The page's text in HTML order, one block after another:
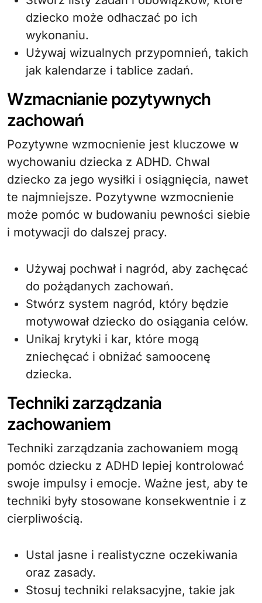
dziecko może odhaczać po ich
wykonaniu.
Używaj wizualnych przypomnień, takich
jak kalendarze i tablice zadań.
Wzmacnianie pozytywnych
zachowań
Pozytywne wzmocnienie jest kluczowe w
wychowaniu dziecka z ADHD. Chwal
dziecko za jego wysiłki i osiągnięcia, nawet
te najmniejsze. Pozytywne wzmocnienie
może pomóc w budowaniu pewności siebie
i motywacji do dalszej pracy.
Używaj pochwał i nagród, aby zachęcać
do pożądanych zachowań.
Stwórz system nagród, który będzie
motywował dziecko do osiągania celów.
Unikaj krytyki i kar, które mogą
zniechęcać i obniżać samoocenę
dziecka.
Techniki zarządzania
zachowaniem
Techniki zarządzania zachowaniem mogą
pomóc dziecku z ADHD lepiej kontrolować
swoje impulsy i emocje. Ważne jest, aby te
techniki były stosowane konsekwentnie i z
cierpliwością.
Ustal jasne i realistyczne oczekiwania
oraz zasady.
Stosuj techniki relaksacyjne, takie jak